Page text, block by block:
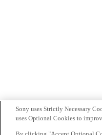
Sony uses Strictly Necessary
uses Optional Cookies to